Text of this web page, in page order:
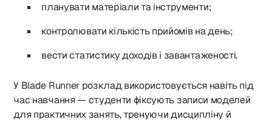
планувати матеріали та інструменти;
контролювати кількість прийомів на день;
вести статистику доходів і завантаженості.
У Blade Runner розклад використовується навіть під
час навчання — студенти фіксують записи моделей
для практичних занять, тренуючи дисципліну й